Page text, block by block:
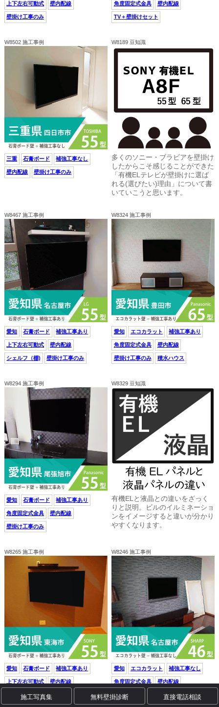
上下左右可動式 壁内配線
壁掛け工事のみ
角度固定式金具 壁内配線
TV＋壁掛けセット
W8502 施工事例
三重 石膏ボード 補強工事なし
壁内配線 壁掛け工事のみ
W8189 豆知識
多くのソニー・ブラビアを壁掛け
したからこそ感じることができた
「有機ELテレビが壁掛けに選ば
れる(選びたい)理由」について書
いていこうと思います。
W8467 施工事例
愛知 石膏ボード 補強工事あり
上下左右可動式 壁内配線
シェルフ（棚) 壁掛け工事のみ
W8324 施工事例
愛知 エコカラット 補強工事あり
角度固定式金具 壁内配線
壁掛け工事のみ 積水ハウス
W8294 施工事例
愛知 石膏ボード 補強工事あり
角度固定式金具 壁内配線
壁掛け工事のみ
W8329 豆知識
有機ELと液晶との違いをざっく
りと説明。ビルのイルミネーショ
ンをイメージすると違いが分かり
やすくなります。
W8265 施工事例
愛知 石膏ボード 補強工事あり
上下左右可動式 壁内配線
シェルフ（棚) 壁掛け工事のみ
W8246 施工事例
愛知 エコカラット 補強工事なし
角度固定式金具 壁内配線
壁掛け工事のみ
施工写真集 無料壁掛診断 直接電話相談